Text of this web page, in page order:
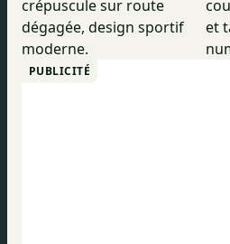
PUBLICITÉ